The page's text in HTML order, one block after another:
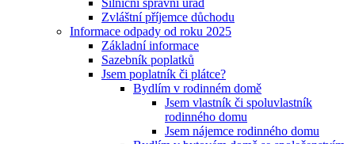
Silniční správní úřad
Zvláštní příjemce důchodu
Informace odpady od roku 2025
Základní informace
Sazebník poplatků
Jsem poplatník či plátce?
Bydlím v rodinném domě
Jsem vlastník či spoluvlastník
rodinného domu
Jsem nájemce rodinného domu